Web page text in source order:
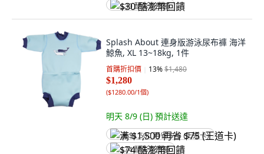
$30 酷澎幣回饋
Splash About 連身版游泳尿布褲 海洋
鯨魚, XL 13~18kg, 1件
首購折扣價 13%$1,480
$1,280
($1280.00/1個)
明天 8/9 (日) 預計送達
满 $1,500 再省 $75 (王道卡)
$74 酷澎幣回饋